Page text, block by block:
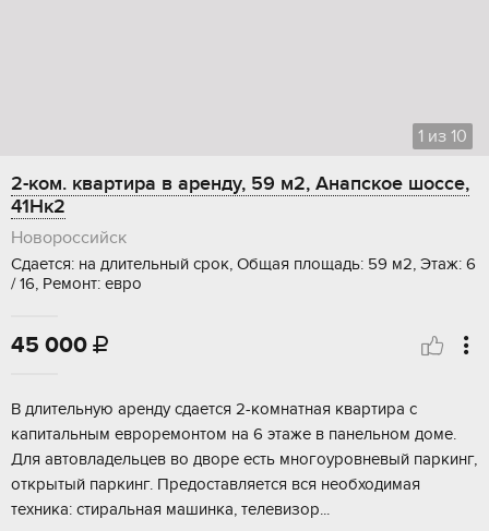
1 из 10
2-ком. квартира в аренду, 59 м2, Анапское шоссе,
41Нк2
Новороссийск
Сдается: на длительный срок, Общая площадь: 59 м2, Этаж: 6
/ 16, Ремонт: евро
45 000 
В длительную аренду сдается 2-комнатная квартира с
капитальным евроремонтом на 6 этаже в панельном доме.
Для автовладельцев во дворе есть многоуровневый паркинг,
открытый паркинг. Предоставляется вся необходимая
техника: стиральная машинка, телевизор...